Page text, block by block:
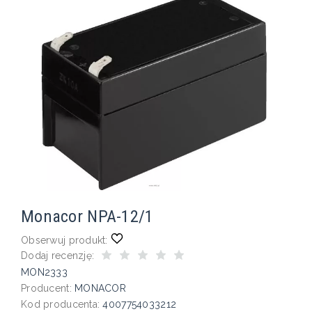
Monacor NPA-12/1
Obserwuj produkt:
Dodaj recenzję:
MON2333
Producent: MONACOR
Kod producenta: 4007754033212